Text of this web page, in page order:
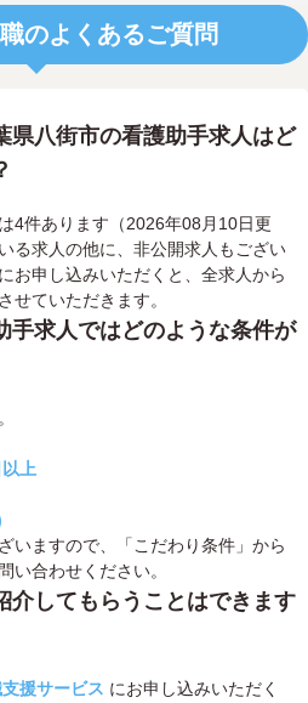
のよくあるご質問
県八街市の看護助手求人はど
4件あります（2026年08月10日更
る求人の他に、非公開求人もござい
にお申し込みいただくと、全求人から
せていただきます。
手求人ではどのような条件が
上
いますので、「こだわり条件」から
い合わせください。
介してもらうことはできます
援サービス にお申し込みいただく